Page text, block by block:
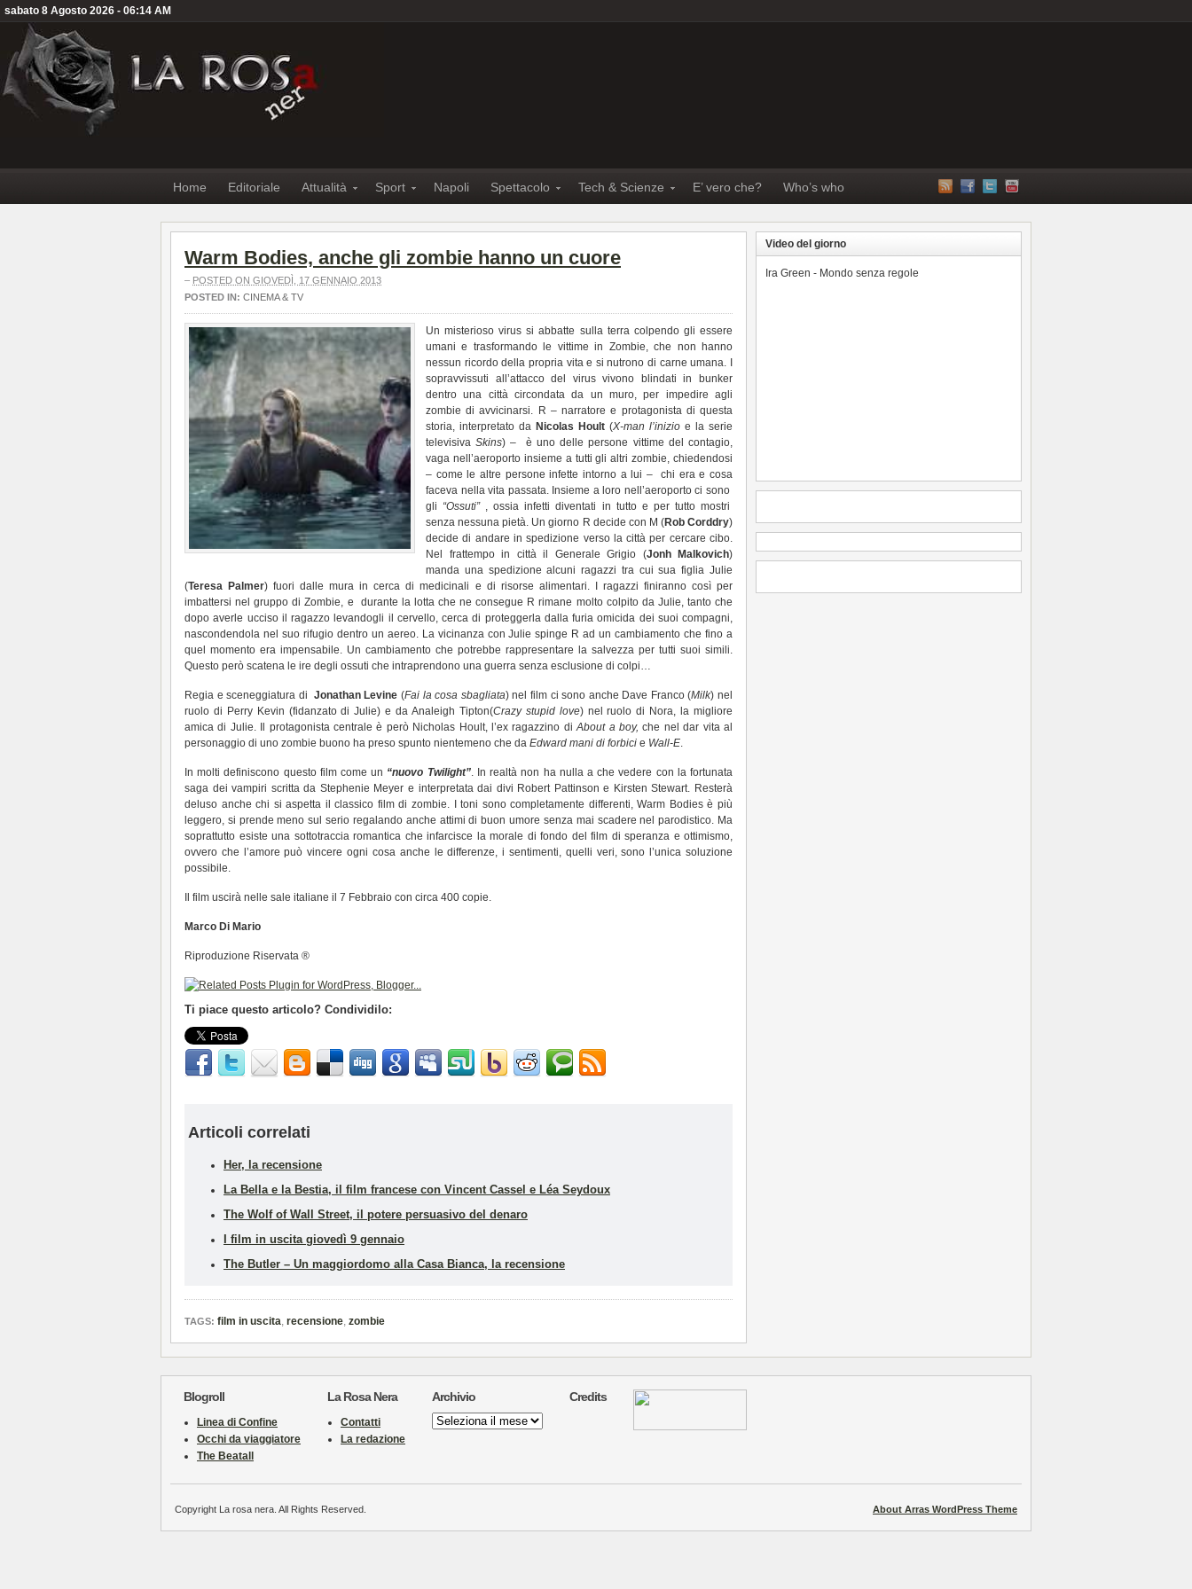
sabato 8 Agosto 2026 - 06:14 AM
Home Editoriale Attualità Sport Napoli Spettacolo Tech & Scienze E’ vero che? Who’s who
Warm Bodies, anche gli zombie hanno un cuore
– POSTED ON GIOVEDÌ, 17 GENNAIO 2013
POSTED IN: CINEMA & TV
Un misterioso virus si abbatte sulla terra colpendo gli essere
umani e trasformando le vittime in Zombie, che non hanno
nessun ricordo della propria vita e si nutrono di carne umana. I
sopravvissuti all’attacco del virus vivono blindati in bunker
dentro una città circondata da un muro, per impedire agli
zombie di avvicinarsi. R – narratore e protagonista di questa
storia, interpretato da Nicolas Hoult (X-man l’inizio e la serie
televisivaSkins) – è uno delle persone vittime del contagio,
vaga nell’aeroporto insieme a tutti gli altri zombie, chiedendosi
– come le altre persone infette intorno a lui – chi era e cosa
faceva nella vita passata. Insieme a loro nell’aeroporto ci sono
gli “Ossuti”, ossia infetti diventati in tutto e per tutto mostri
senza nessuna pietà. Un giorno R decide con M (Rob Corddry)
decide di andare in spedizione verso la città per cercare cibo.
Nel frattempo in città il Generale Grigio (Jonh Malkovich)
manda una spedizione alcuni ragazzi tra cui sua figlia Julie
(Teresa Palmer) fuori dalle mura in cerca di medicinali e di risorse alimentari. I ragazzi finiranno così per
imbattersi nel gruppo di Zombie, e durante la lotta che ne consegue R rimane molto colpito da Julie, tanto che
dopo averle ucciso il ragazzo levandogli il cervello, cerca di proteggerla dalla furia omicida dei suoi compagni,
nascondendola nel suo rifugio dentro un aereo. La vicinanza con Julie spinge R ad un cambiamento che fino a
quel momento era impensabile. Un cambiamento che potrebbe rappresentare la salvezza per tutti suoi simili.
Questo però scatena le ire degli ossuti che intraprendono una guerra senza esclusione di colpi…
Regia e sceneggiatura di Jonathan Levine (Fai la cosa sbagliata) nel film ci sono anche Dave Franco (Milk) nel
ruolo di Perry Kevin (fidanzato di Julie) e da Analeigh Tipton(Crazy stupid love) nel ruolo di Nora, la migliore
amica di Julie. Il protagonista centrale è però Nicholas Hoult, l’ex ragazzino diAbout a boy,che nel dar vita al
personaggio di uno zombie buono ha preso spunto nientemeno che da Edward mani di forbici e Wall-E.
In molti definiscono questo film come un “nuovo Twilight”. In realtà non ha nulla a che vedere con la fortunata
saga dei vampiri scritta da Stephenie Meyer e interpretata dai divi Robert Pattinson e Kirsten Stewart. Resterà
deluso anche chi si aspetta il classico film di zombie. I toni sono completamente differenti, Warm Bodies è più
leggero, si prende meno sul serio regalando anche attimi di buon umore senza mai scadere nel parodistico. Ma
soprattutto esiste una sottotraccia romantica che infarcisce la morale di fondo del film di speranza e ottimismo,
ovvero che l’amore può vincere ogni cosa anche le differenze, i sentimenti, quelli veri, sono l’unica soluzione
possibile.
Il film uscirà nelle sale italiane il 7 Febbraio con circa 400 copie.
Marco Di Mario
Riproduzione Riservata ®
Ti piace questo articolo? Condividilo:
Articoli correlati
Her, la recensione
La Bella e la Bestia, il film francese con Vincent Cassel e Léa Seydoux
The Wolf of Wall Street, il potere persuasivo del denaro
I film in uscita giovedì 9 gennaio
The Butler – Un maggiordomo alla Casa Bianca, la recensione
TAGS: film in uscita, recensione, zombie
Video del giorno
Ira Green - Mondo senza regole
Blogroll
Linea di Confine
Occhi da viaggiatore
The Beatall
La Rosa Nera
Contatti
La redazione
Archivio
Archivio
Credits
About Arras WordPress Theme
Copyright La rosa nera. All Rights Reserved.